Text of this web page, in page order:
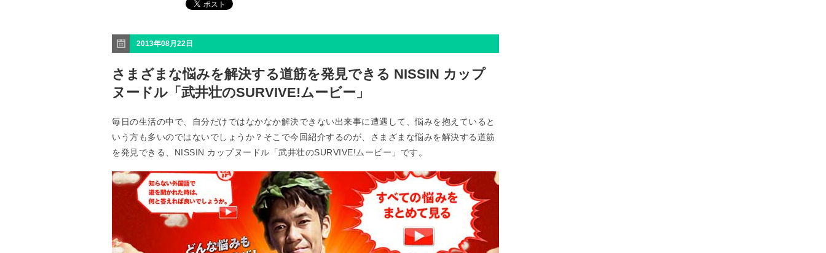
2013年08月22日
さまざまな悩みを解決する道筋を発見できる NISSIN カップ
ヌードル「武井壮のSURVIVE!ムービー」
毎日の生活の中で、自分だけではなかなか解決できない出来事に遭遇して、悩みを抱えていると
いう方も多いのではないでしょうか？そこで今回紹介するのが、さまざまな悩みを解決する道筋
を発見できる、NISSIN カップヌードル「武井壮のSURVIVE!ムービー」です。